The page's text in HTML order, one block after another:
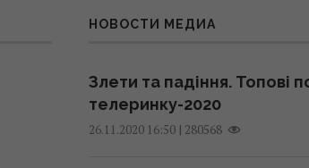
НОВОСТИ МЕДИА
Злети та падіння. Топові
телеринку-2020
26.11.2020 16:50| 280568